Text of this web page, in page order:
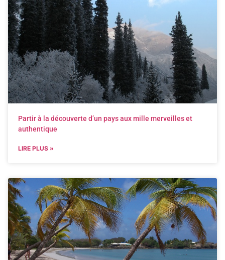
Partir à la découverte d’un pays aux mille merveilles et
authentique
LIRE PLUS »